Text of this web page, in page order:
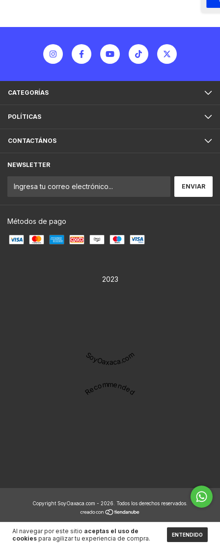
Al navegar por este sitio aceptas el uso de
cookies para agilizar tu experiencia de compra. ENTENDIDO
CATEGORÍAS
POLÍTICAS
CONTACTÁNOS
NEWSLETTER
Métodos de pago
2023
SoyOaxaca.com
Recommended
Copyright SoyOaxaca.com - 2026. Todos los derechos reservados.